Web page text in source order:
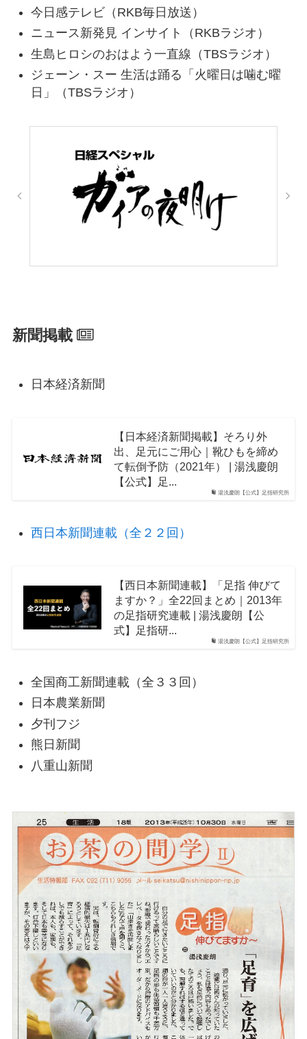
今日感テレビ（RKB毎日放送）
ニュース新発見 インサイト（RKBラジオ）
生島ヒロシのおはよう一直線（TBSラジオ）
ジェーン・スー 生活は踊る「火曜日は噛む曜
日」（TBSラジオ）
新聞掲載
日本経済新聞
湯浅慶朗【公式】足指研究所
【日本経済新聞掲載】そろり外
出、足元にご用心｜靴ひもを締め
て転倒予防（2021年） | 湯浅慶朗
【公式】足...
西日本新聞連載（全２２回）
湯浅慶朗【公式】足指研究所
【西日本新聞連載】「足指 伸びて
ますか？」全22回まとめ｜2013年
の足指研究連載 | 湯浅慶朗【公
式】足指研...
全国商工新聞連載（全３３回）
日本農業新聞
夕刊フジ
熊日新聞
八重山新聞